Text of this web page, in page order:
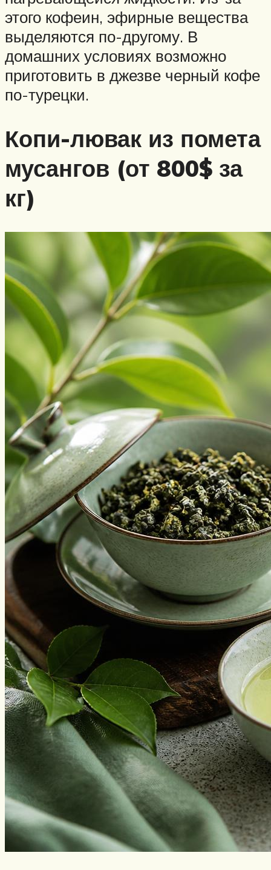
этого кофеин, эфирные вещества
выделяются по-другому. В
домашних условиях возможно
приготовить в джезве черный кофе
по-турецки.
Копи-лювак из помета
мусангов (от 800$ за
кг)